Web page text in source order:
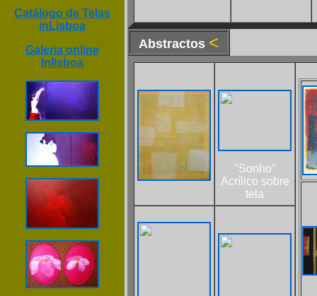
Catálogo de Telas
inLisboa
Galeria online
Inlisboa
Abstractos <
"Sonho"
Acrílico sobre
tela